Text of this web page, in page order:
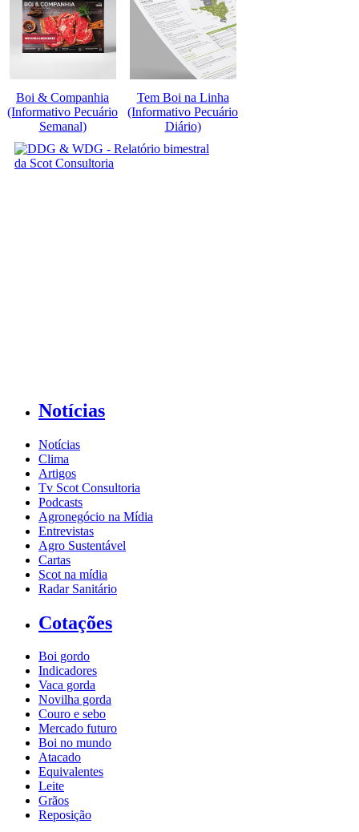
Boi & Companhia
(Informativo Pecuário
Semanal)
Tem Boi na Linha
(Informativo Pecuário
Diário)
Notícias
Notícias
Clima
Artigos
Tv Scot Consultoria
Podcasts
Agronegócio na Mídia
Entrevistas
Agro Sustentável
Cartas
Scot na mídia
Radar Sanitário
Cotações
Boi gordo
Indicadores
Vaca gorda
Novilha gorda
Couro e sebo
Mercado futuro
Boi no mundo
Atacado
Equivalentes
Leite
Grãos
Reposição